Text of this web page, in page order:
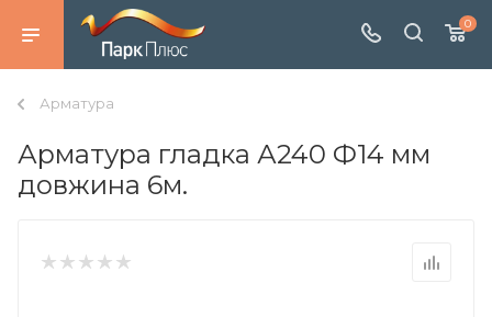
0
Арматура
Арматура гладка А240 Ф14 мм
довжина 6м.